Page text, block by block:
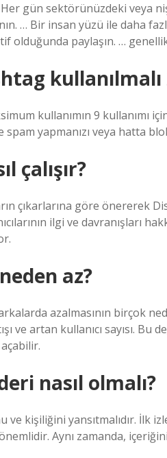
gün sektörünüzdeki veya
… Bir insan yüzü ile daha
olduğunda paylaşın. …
kullanılmalı
kullanımın 9 kullanımı
yapmanızı veya hatta
çalışır?
çıkarlarına göre önererek
ilgi ve davranışları
az?
azalmasının birçok
ve artan kullanıcı sayısı. Bu
nasıl olmalı?
ve kişiliğini yansıtmalıdır.
Aynı zamanda,